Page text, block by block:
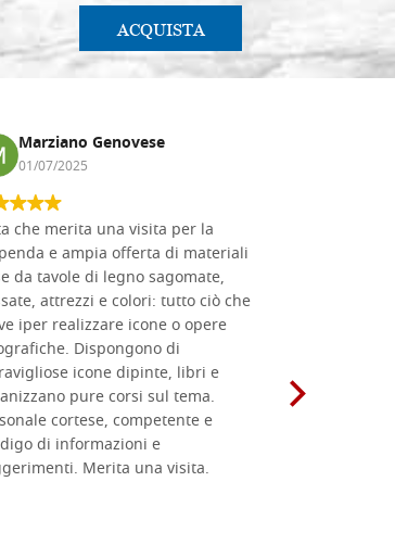
ACQUISTA
Marziano Genovese
01/07/2025
che merita una visita per la
e ampia offerta di materiali
da tavole di legno sagomate,
attrezzi e colori: tutto ciò che
iper realizzare icone o opere
Dispongono di
icone dipinte, libri e
pure corsi sul tema.
cortese, competente e
di informazioni e
Merita una visita.